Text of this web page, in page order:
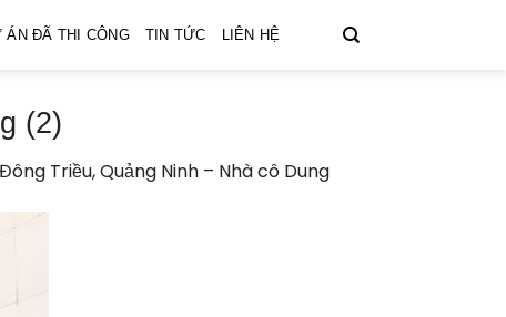
ÁN ĐÃ THI CÔNG TIN TỨC LIÊN HỆ
(2)
Triều, Quảng Ninh – Nhà cô Dung